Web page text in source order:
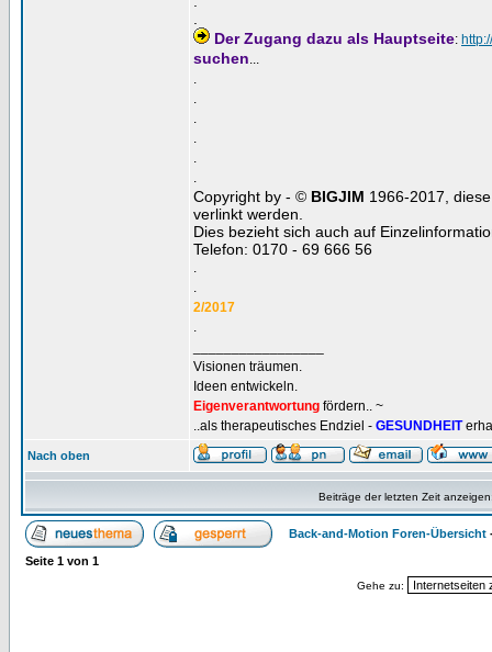
Der Zugang dazu als Hauptseite:
suchen...
.
.
.
.
.
.
Copyright by - © BIGJIM 1966-2017,
verlinkt werden.
Dies bezieht sich auch auf
Telefon: 0170 - 69 666 56
.
.
2/2017
.
Visionen träumen.
Ideen entwickeln.
Eigenverantwortung fördern.. ~
..als therapeutisches Endziel - GESUNDHEIT
Nach oben
Beiträge der letzten Zeit
Back-and-Motion Foren-Übersicht
Seite 1 von 1
Gehe zu: